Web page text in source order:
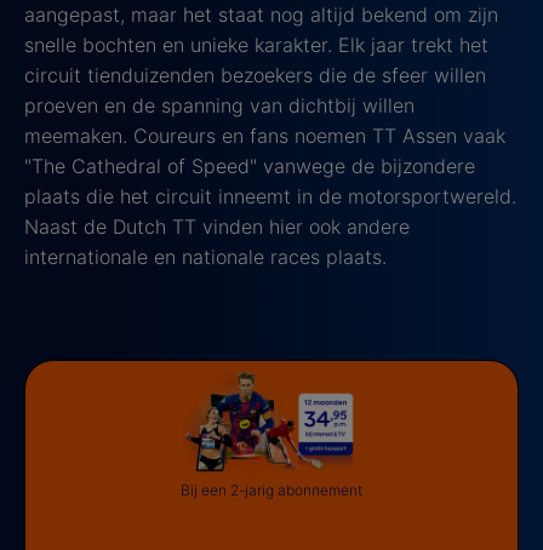
aangepast, maar het staat nog altijd bekend om zijn
snelle bochten en unieke karakter. Elk jaar trekt het
circuit tienduizenden bezoekers die de sfeer willen
proeven en de spanning van dichtbij willen
meemaken. Coureurs en fans noemen TT Assen vaak
"The Cathedral of Speed" vanwege de bijzondere
plaats die het circuit inneemt in de motorsportwereld.
Naast de Dutch TT vinden hier ook andere
internationale en nationale races plaats.
Bij een 2-jarig abonnement